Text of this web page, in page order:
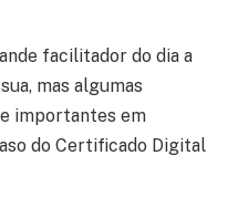
facilitador do dia a
mas algumas
importantes em
do Certificado Digital